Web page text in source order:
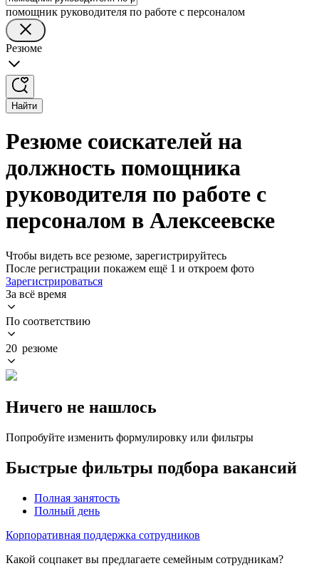
помощник руководителя по работе с персоналом
Резюме
Найти
Резюме соискателей на
должность помощника
руководителя по работе с
персоналом в Алексеевске
Чтобы видеть все резюме, зарегистрируйтесь
После регистрации покажем ещё 1 и откроем фото
Зарегистрироваться
За всё время
По соответствию
20 резюме
Ничего не нашлось
Попробуйте изменить формулировку или фильтры
Быстрые фильтры подбора вакансий
Полная занятость
Полный день
Корпоративная поддержка сотрудников
Какой соцпакет вы предлагаете семейным сотрудникам?